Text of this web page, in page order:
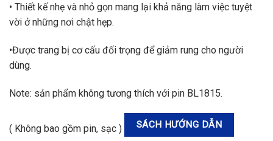
• Thiết kế nhẹ và nhỏ gọn mang lại khả năng làm việc tuyệt
vời ở những nơi chật hẹp.
•Được trang bị cơ cấu đối trọng để giảm rung cho người
dùng.
Note: sản phẩm không tương thích với pin BL1815.
( Không bao gồm pin, sạc ) SÁCH HƯỚNG DẪN